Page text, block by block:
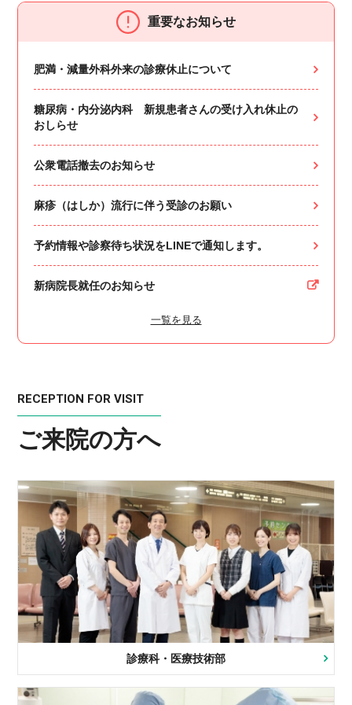
重要なお知らせ
肥満・減量外科外来の診療休止について
糖尿病・内分泌内科 新規患者さんの受け入れ休止の
おしらせ
公衆電話撤去のお知らせ
麻疹（はしか）流行に伴う受診のお願い
予約情報や診察待ち状況をLINEで通知します。
新病院長就任のお知らせ
一覧を見る
RECEPTION FOR VISIT
ご来院の方へ
診療科・医療技術部